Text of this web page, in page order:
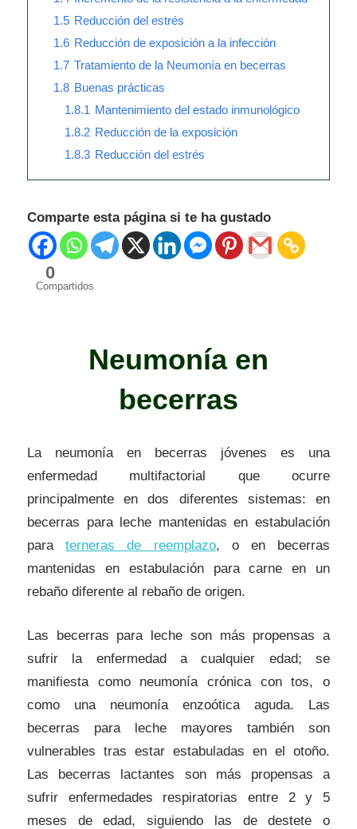
1.5 Reducción del estrés
1.6 Reducción de exposición a la infección
1.7 Tratamiento de la Neumonía en becerras
1.8 Buenas prácticas
1.8.1 Mantenimiento del estado inmunológico
1.8.2 Reducción de la exposición
1.8.3 Reducción del estrés
Comparte esta página si te ha gustado
0
Compartidos
Neumonía en
becerras
La neumonía en becerras jóvenes es una
enfermedad multifactorial que ocurre
principalmente en dos diferentes sistemas: en
becerras para leche mantenidas en estabulación
paraterneras de reemplazo, o en becerras
mantenidas en estabulación para carne en un
rebaño diferente al rebaño de origen.
Las becerras para leche son más propensas a
sufrir la enfermedad a cualquier edad; se
manifiesta como neumonía crónica con tos, o
como una neumonía enzoótica aguda. Las
becerras para leche mayores también son
vulnerables tras estar estabuladas en el otoño.
Las becerras lactantes son más propensas a
sufrir enfermedades respiratorias entre 2 y 5
meses de edad, siguiendo las de destete o